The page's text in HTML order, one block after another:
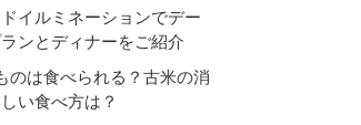
イルミネーションでデー
ンとディナーをご紹介
のは食べられる？古米の消
い食べ方は？